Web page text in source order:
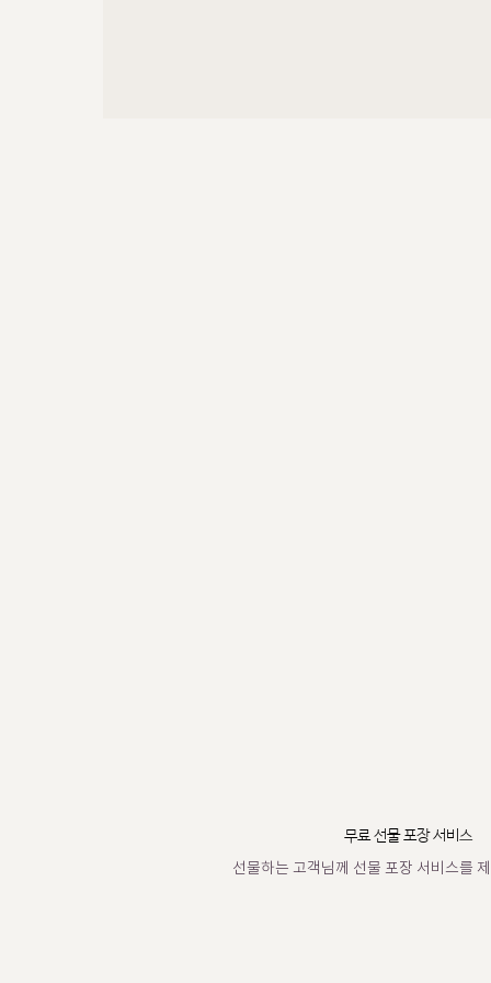
무료 선물 포장 서비스
선물하는 고객님께 선물 포장 서비스를